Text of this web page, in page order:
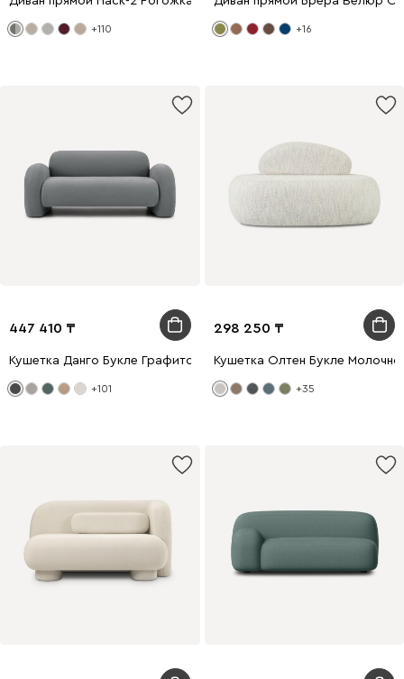
+110 +16
447 410
Кушетка Данго Букле Графитовый
+101
298 250
Кушетка Олтен Букле
+35